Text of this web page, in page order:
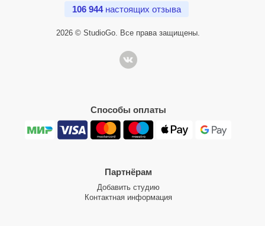
106 944настоящих отзыва
2026 © StudioGo. Все права защищены.
Способы оплаты
Партнёрам
Добавить студию
Контактная информация